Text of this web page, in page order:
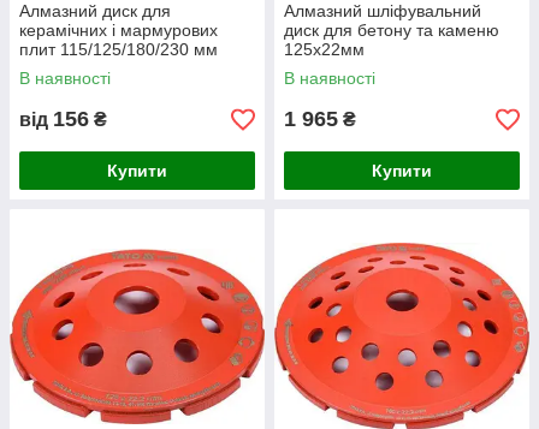
Алмазний диск для
керамічних і мармурових
плит 115/125/180/230 мм
В наявності
від 156 ₴
Купити
Алмазний шліфувальний
диск для бетону та каменю
125х22мм
В наявності
1 965 ₴
Купити